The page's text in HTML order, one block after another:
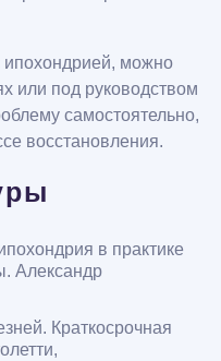
ипохондрией, можно
или под руководством
самостоятельно,
восстановления.
в практике
Александр
Краткосрочная